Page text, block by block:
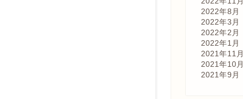
2022年8月
2022年3月
2022年2月
2022年1月
2021年11月
2021年10月
2021年9月